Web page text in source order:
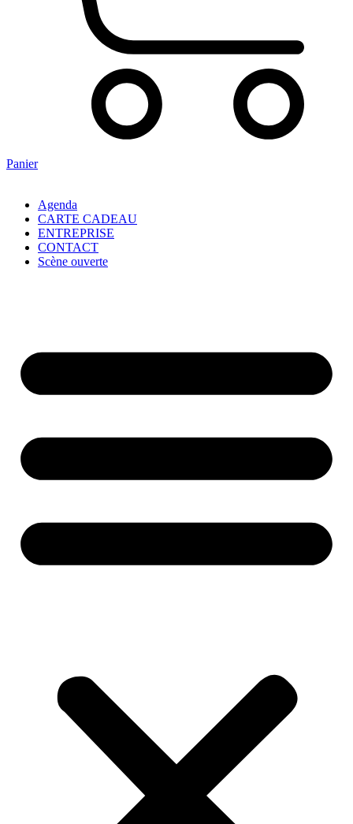
Panier
Agenda
CARTE CADEAU
ENTREPRISE
CONTACT
Scène ouverte